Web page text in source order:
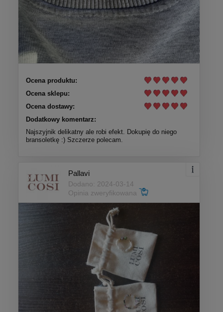
Ocena produktu:
Ocena sklepu:
Ocena dostawy:
Dodatkowy komentarz:
Najszyjnik delikatny ale robi efekt. Dokupię do niego
bransoletkę :) Szczerze polecam.
Pallavi
Dodano: 2024-03-14
Opinia zweryfikowana